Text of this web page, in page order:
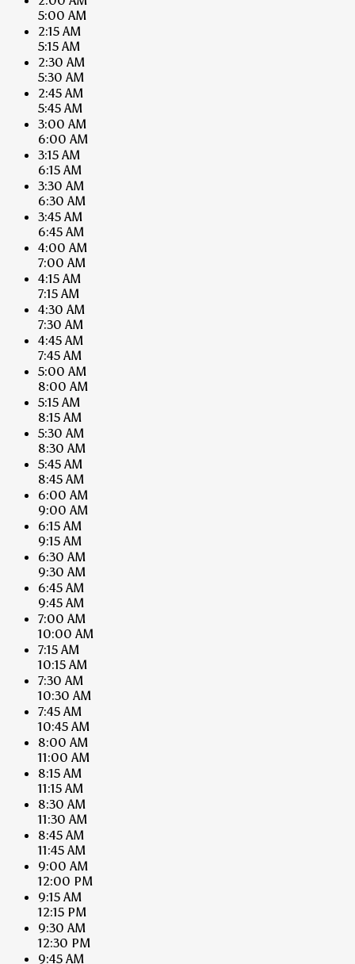
5:00 AM
2:15 AM
5:15 AM
2:30 AM
5:30 AM
2:45 AM
5:45 AM
3:00 AM
6:00 AM
3:15 AM
6:15 AM
3:30 AM
6:30 AM
3:45 AM
6:45 AM
4:00 AM
7:00 AM
4:15 AM
7:15 AM
4:30 AM
7:30 AM
4:45 AM
7:45 AM
5:00 AM
8:00 AM
5:15 AM
8:15 AM
5:30 AM
8:30 AM
5:45 AM
8:45 AM
6:00 AM
9:00 AM
6:15 AM
9:15 AM
6:30 AM
9:30 AM
6:45 AM
9:45 AM
7:00 AM
10:00 AM
7:15 AM
10:15 AM
7:30 AM
10:30 AM
7:45 AM
10:45 AM
8:00 AM
11:00 AM
8:15 AM
11:15 AM
8:30 AM
11:30 AM
8:45 AM
11:45 AM
9:00 AM
12:00 PM
9:15 AM
12:15 PM
9:30 AM
12:30 PM
9:45 AM